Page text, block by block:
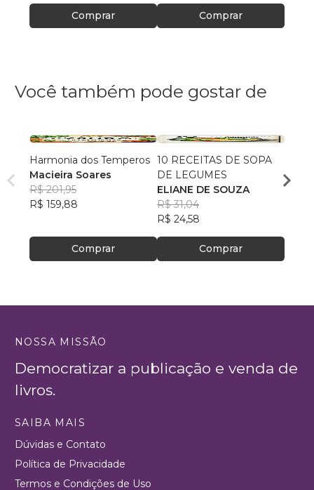
Comprar Comprar
Você também pode gostar de
Harmonia dos Temperos
Macieira Soares
R$ 201,95
R$ 159,88
Comprar
10 RECEITAS DE SOPA
DE LEGUMES
ELIANE DE SOUZA
R$ 31,04
R$ 24,58
Comprar
R$
NOSSA MISSÃO
Democratizar a publicação e venda de
livros.
SAIBA MAIS
Dúvidas e Contato
Política de Privacidade
Termos e Condições de Uso